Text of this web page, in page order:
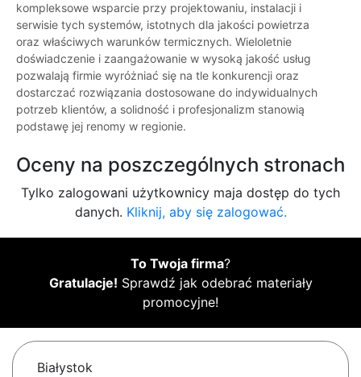
kompleksowe wsparcie przy projektowaniu, instalacji i
serwisie tych systemów, istotnych dla jakości powietrza
oraz właściwych warunków termicznych. Wieloletnie
doświadczenie i zaangażowanie w wysoką jakość usług
pozwalają firmie wyróżniać się na tle konkurencji oraz
dostarczać rozwiązania dostosowane do indywidualnych
potrzeb klientów, a solidność i profesjonalizm stanowią
podstawę jej renomy w regionie.
Oceny na poszczególnych stronach
Tylko zalogowani użytkownicy maja dostęp do tych
danych. Kliknij, aby się zalogować.
To Twoja firma?
Gratulacje! Sprawdź jak odebrać materiały
promocyjne!
Białystok